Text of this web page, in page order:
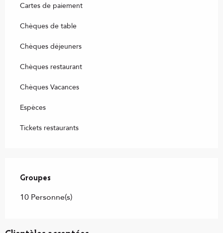
Cartes de paiement
Chèques de table
Chèques déjeuners
Chèques restaurant
Chèques Vacances
Espèces
Tickets restaurants
Groupes
Groupes
10 Personne(s)